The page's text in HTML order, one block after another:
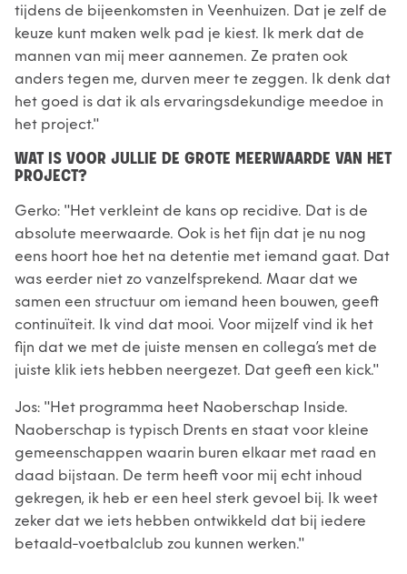
tijdens de bijeenkomsten in Veenhuizen. Dat je zelf de
keuze kunt maken welk pad je kiest. Ik merk dat de
mannen van mij meer aannemen. Ze praten ook
anders tegen me, durven meer te zeggen. Ik denk dat
het goed is dat ik als ervaringsdekundige meedoe in
het project."
WAT IS VOOR JULLIE DE GROTE MEERWAARDE VAN HET
PROJECT?
Gerko: "Het verkleint de kans op recidive. Dat is de
absolute meerwaarde. Ook is het fijn dat je nu nog
eens hoort hoe het na detentie met iemand gaat. Dat
was eerder niet zo vanzelfsprekend. Maar dat we
samen een structuur om iemand heen bouwen, geeft
continuïteit. Ik vind dat mooi. Voor mijzelf vind ik het
fijn dat we met de juiste mensen en collega’s met de
juiste klik iets hebben neergezet. Dat geeft een kick."
Jos: "Het programma heet Naoberschap Inside.
Naoberschap is typisch Drents en staat voor kleine
gemeenschappen waarin buren elkaar met raad en
daad bijstaan. De term heeft voor mij echt inhoud
gekregen, ik heb er een heel sterk gevoel bij. Ik weet
zeker dat we iets hebben ontwikkeld dat bij iedere
betaald-voetbalclub zou kunnen werken."